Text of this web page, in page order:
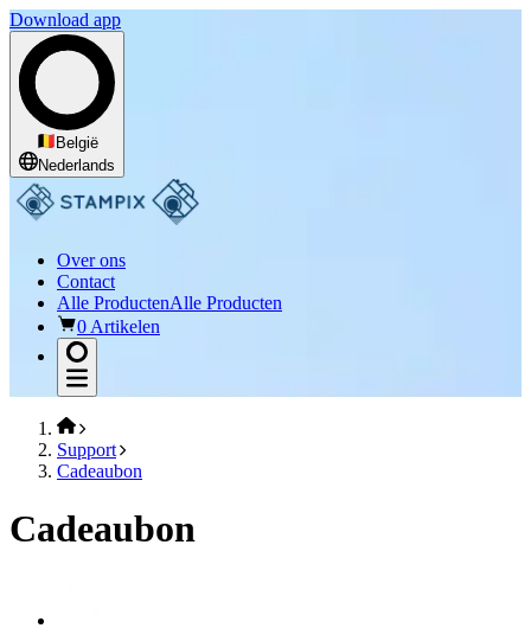
Download app
België
Nederlands
Over ons
Contact
Alle ProductenAlle Producten
0 Artikelen
Support
Cadeaubon
Cadeaubon